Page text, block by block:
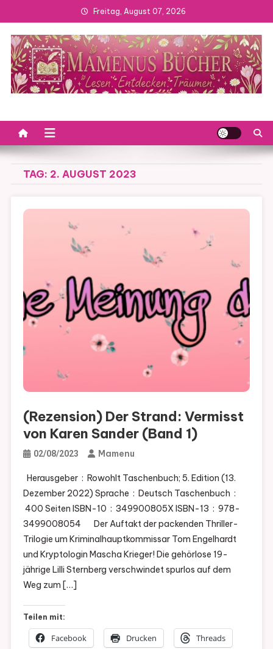
to
content
Freitag, August 07, 2026
TAG: 2. AUGUST 2023
(Rezension) Der Strand: Vermisst
von Karen Sander (Band 1)
02/08/2023 Mamenu
Herausgeber ‏ : ‎ Rowohlt Taschenbuch; 5. Edition (13.
Dezember 2022) Sprache ‏ : ‎ Deutsch Taschenbuch ‏ :
‎ 400 Seiten ISBN-10 ‏ : ‎ 349900805X ISBN-13 ‏ : ‎ 978-
3499008054 Der Auftakt der packenden Thriller-
Trilogie um Kriminalhauptkommissar Tom Engelhardt
und Kryptologin Mascha Krieger! Die gehörlose 19-
jährige Lilli Sternberg verschwindet spurlos auf dem
Weg zum […]
Teilen mit:
Facebook Drucken Threads